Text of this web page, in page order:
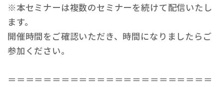
※本セミナーは複数のセミナーを続けて配信いたし
ます。
開催時間をご確認いただき、時間になりましたらご
参加ください。
＝＝＝＝＝＝＝＝＝＝＝＝＝＝＝＝＝＝＝＝＝＝＝